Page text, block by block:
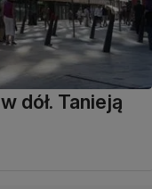
dół. Tanieją